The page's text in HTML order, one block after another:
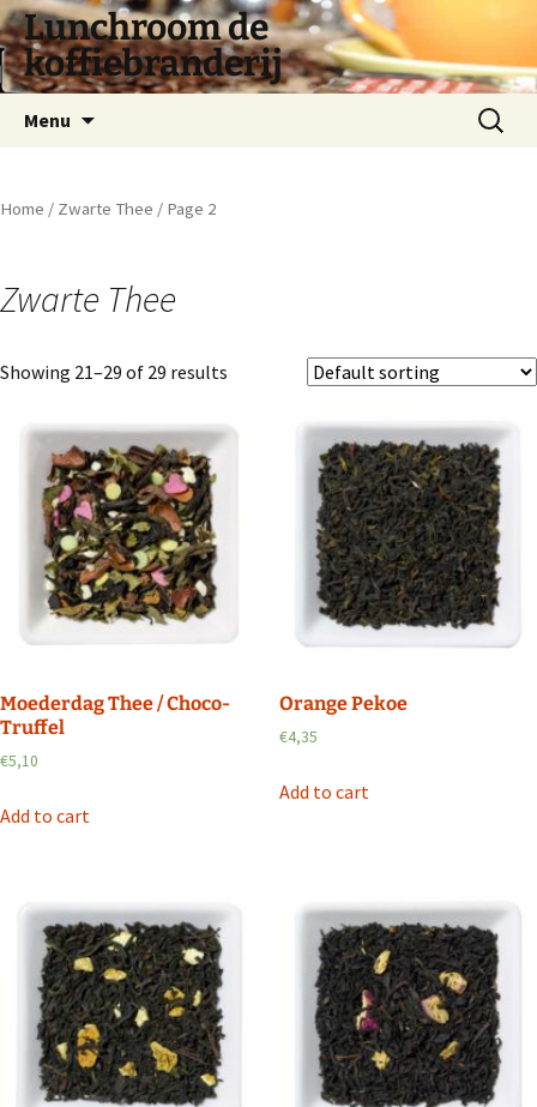
Lunchroom de
koffiebranderij
Menu
Zoeken
naar:
Home / Zwarte Thee / Page 2
Zwarte Thee
Showing 21–29 of 29 results
Moederdag Thee / Choco-
Truffel
€5,10
Add to cart
Orange Pekoe
€4,35
Add to cart